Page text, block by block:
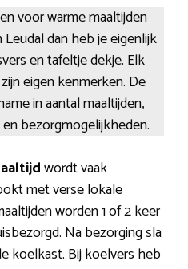
voor warme maaltijden
dan heb je eigenlijk
en tafeltje dekje. Elk
eigen kenmerken. De
in aantal maaltijden,
bezorgmogelijkheden.
wordt vaak
met verse lokale
worden 1 of 2 keer
Na bezorging sla
koelkast. Bij koelvers heb